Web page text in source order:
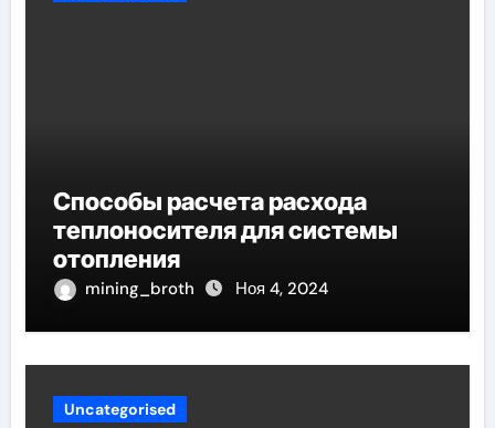
Способы расчета расхода
теплоносителя для системы
отопления
mining_broth Ноя 4, 2024
Uncategorised